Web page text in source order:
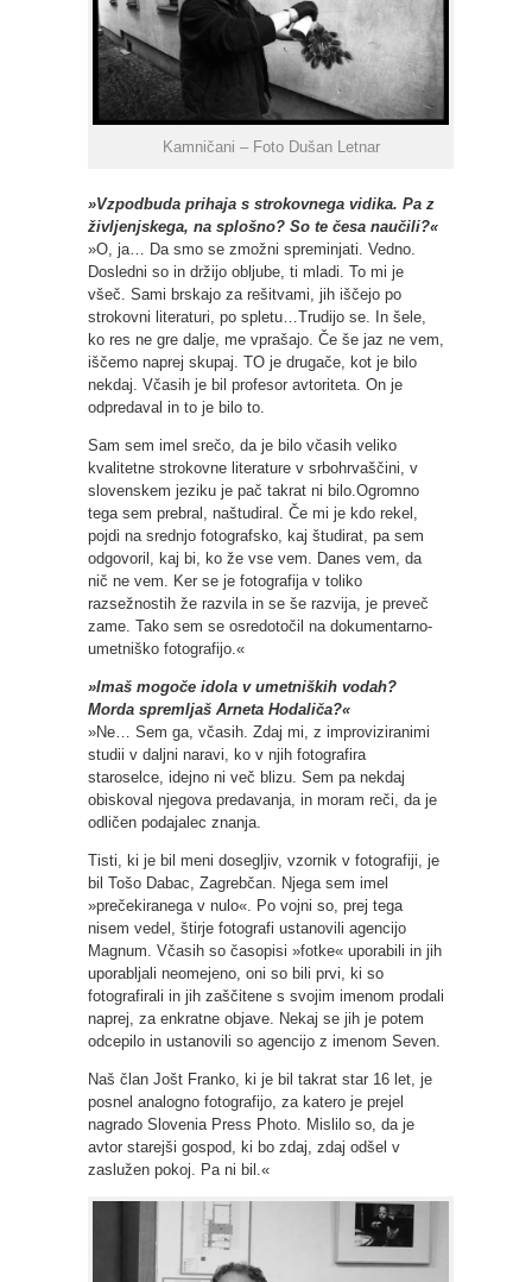
Kamničani – Foto Dušan Letnar
»Vzpodbuda prihaja s strokovnega vidika. Pa z
življenjskega, na splošno? So te česa naučili?«
»O, ja… Da smo se zmožni spreminjati. Vedno.
Dosledni so in držijo obljube, ti mladi. To mi je
všeč. Sami brskajo za rešitvami, jih iščejo po
strokovni literaturi, po spletu…Trudijo se. In šele,
ko res ne gre dalje, me vprašajo. Če še jaz ne vem,
iščemo naprej skupaj. TO je drugače, kot je bilo
nekdaj. Včasih je bil profesor avtoriteta. On je
odpredaval in to je bilo to.
Sam sem imel srečo, da je bilo včasih veliko
kvalitetne strokovne literature v srbohrvaščini, v
slovenskem jeziku je pač takrat ni bilo.Ogromno
tega sem prebral, naštudiral. Če mi je kdo rekel,
pojdi na srednjo fotografsko, kaj študirat, pa sem
odgovoril, kaj bi, ko že vse vem. Danes vem, da
nič ne vem. Ker se je fotografija v toliko
razsežnostih že razvila in se še razvija, je preveč
zame. Tako sem se osredotočil na dokumentarno-
umetniško fotografijo.«
»Imaš mogoče idola v umetniških vodah?
Morda spremljaš Arneta Hodaliča?«
»Ne… Sem ga, včasih. Zdaj mi, z improviziranimi
studii v daljni naravi, ko v njih fotografira
staroselce, idejno ni več blizu. Sem pa nekdaj
obiskoval njegova predavanja, in moram reči, da je
odličen podajalec znanja.
Tisti, ki je bil meni dosegljiv, vzornik v fotografiji, je
bil Tošo Dabac, Zagrebčan. Njega sem imel
»prečekiranega v nulo«. Po vojni so, prej tega
nisem vedel, štirje fotografi ustanovili agencijo
Magnum. Včasih so časopisi »fotke« uporabili in jih
uporabljali neomejeno, oni so bili prvi, ki so
fotografirali in jih zaščitene s svojim imenom prodali
naprej, za enkratne objave. Nekaj se jih je potem
odcepilo in ustanovili so agencijo z imenom Seven.
Naš član Jošt Franko, ki je bil takrat star 16 let, je
posnel analogno fotografijo, za katero je prejel
nagrado Slovenia Press Photo. Mislilo so, da je
avtor starejši gospod, ki bo zdaj, zdaj odšel v
zaslužen pokoj. Pa ni bil.«